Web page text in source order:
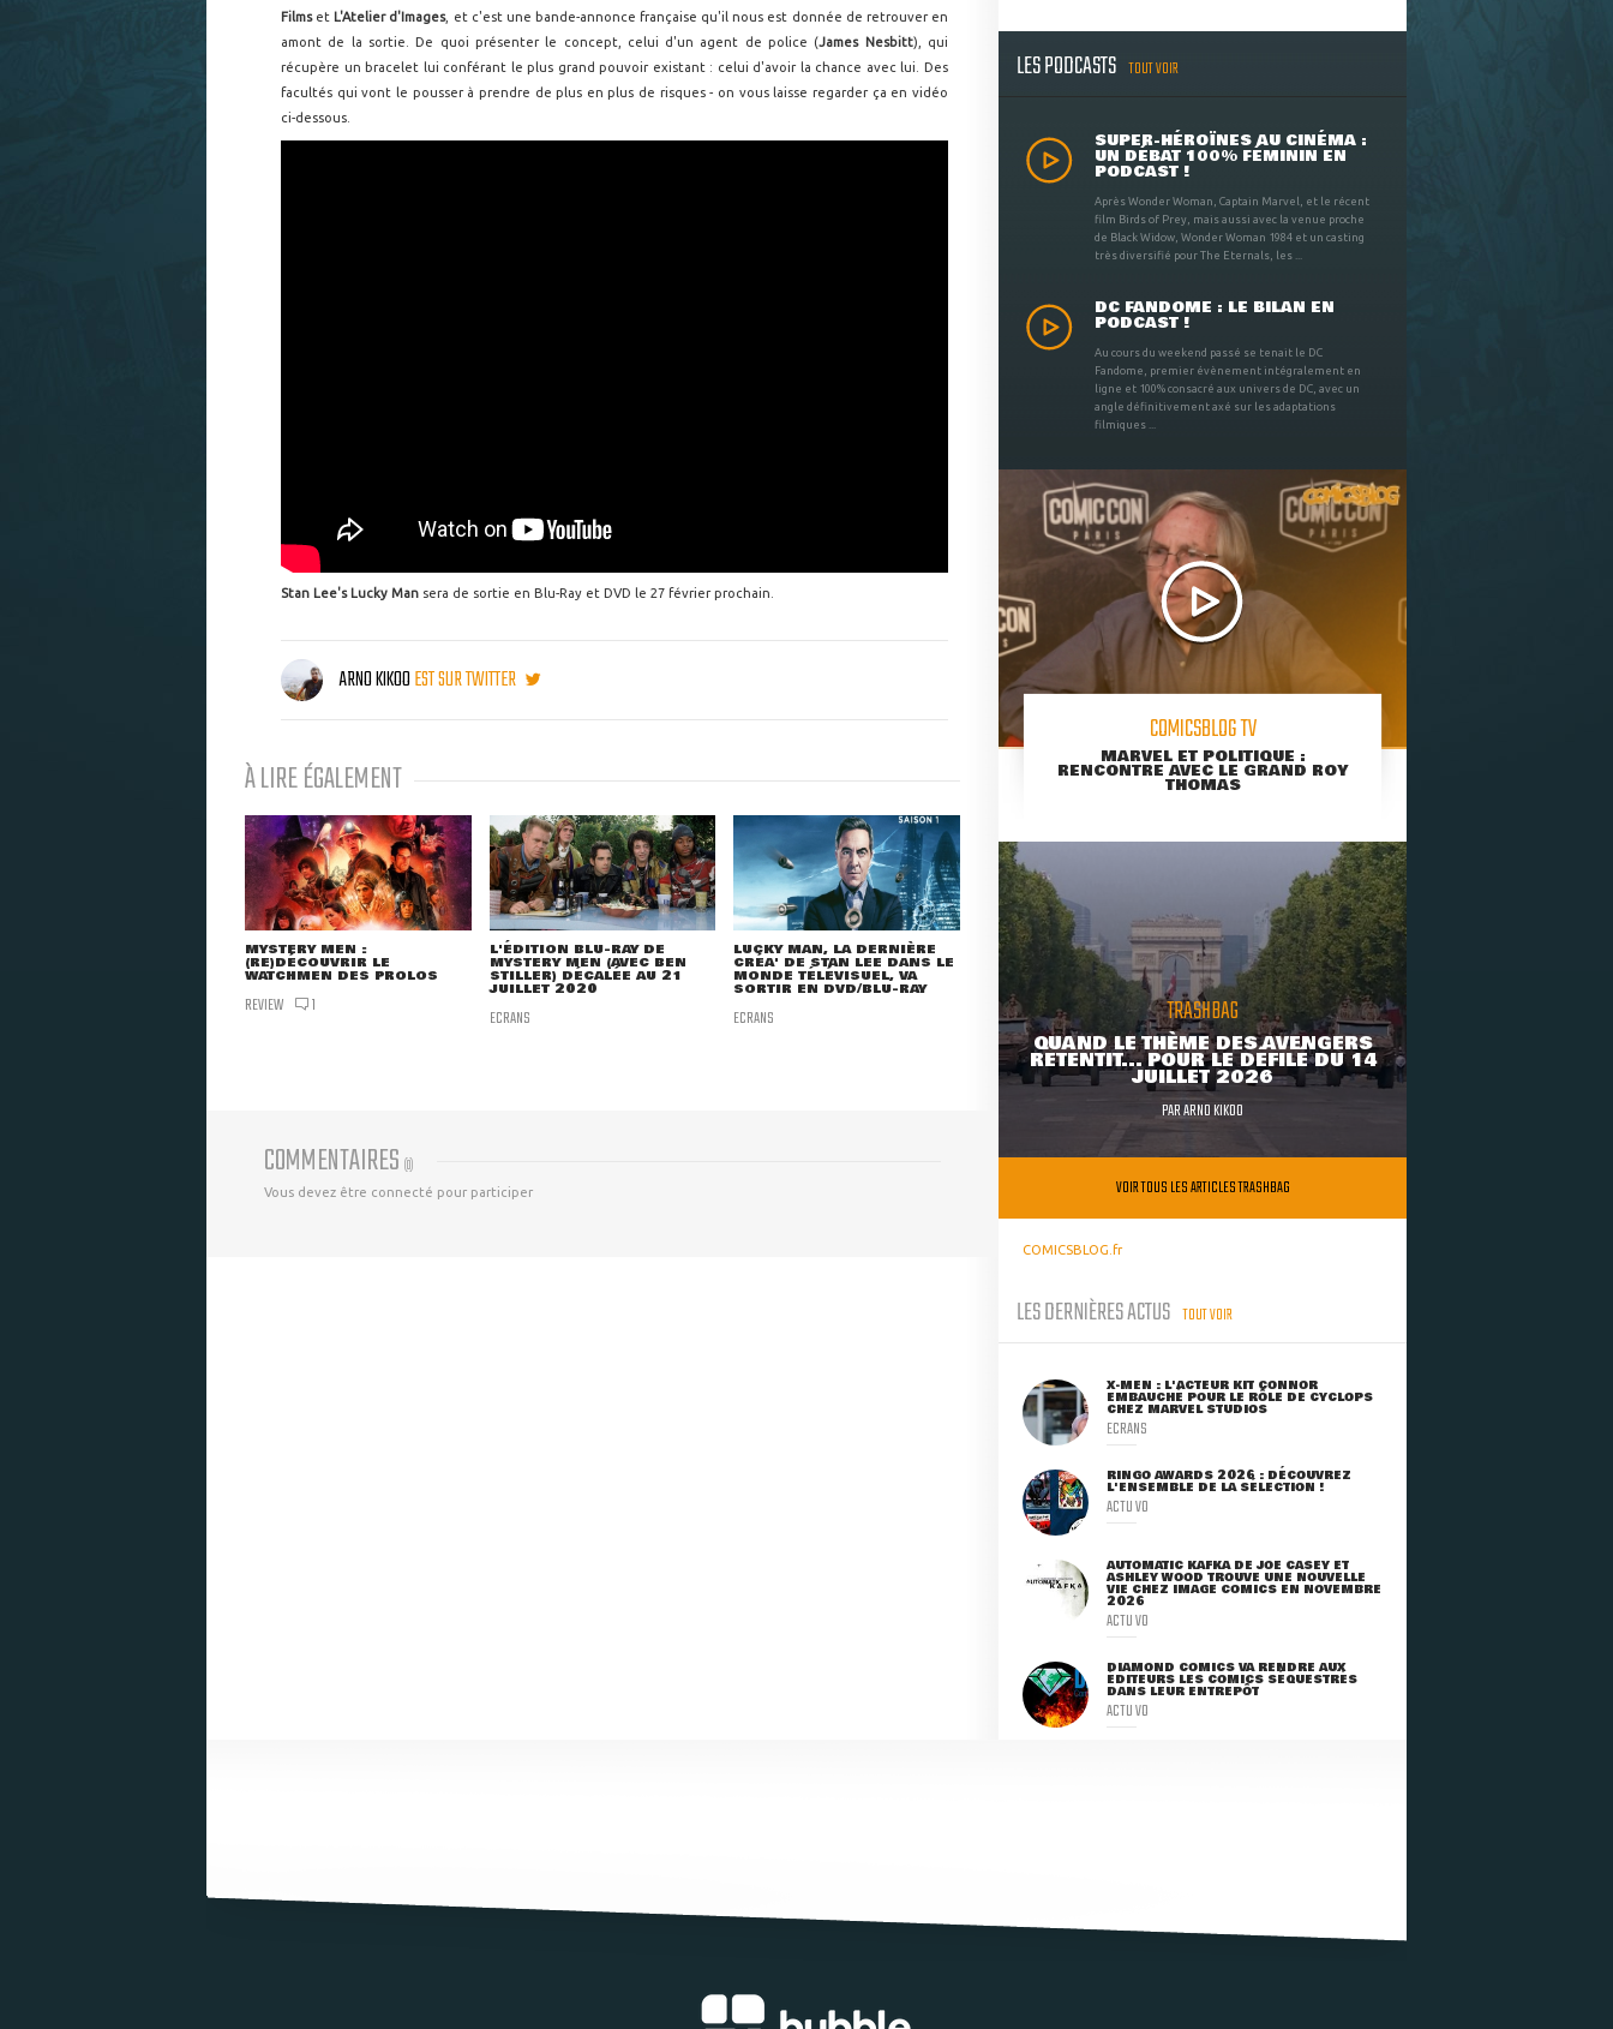
Films et L'Atelier d'Images, et c'est une bande-annonce française qu'il nous est donnée de retrouver en
amont de la sortie. De quoi présenter le concept, celui d'un agent de police (James Nesbitt), qui
récupère un bracelet lui conférant le plus grand pouvoir existant : celui d'avoir la chance avec lui. Des
facultés qui vont le pousser à prendre de plus en plus de risques - on vous laisse regarder ça en vidéo
ci-dessous.
Stan Lee's Lucky Man sera de sortie en Blu-Ray et DVD le 27 février prochain.
ARNO KIKOOEST SUR TWITTER
À LIRE ÉGALEMENT
MYSTERY MEN :
(RE)DÉCOUVRIR LE
WATCHMEN DES PROLOS
REVIEW 1
L'ÉDITION BLU-RAY DE
MYSTERY MEN (AVEC BEN
STILLER) DÉCALÉE AU 21
JUILLET 2020
ECRANS
LUCKY MAN, LA DERNIÈRE
CRÉA' DE STAN LEE DANS LE
MONDE TÉLÉVISUEL, VA
SORTIR EN DVD/BLU-RAY
ECRANS
COMMENTAIRES (0)
Vous devez être connecté pour participer
LES PODCASTS TOUT VOIR
SUPER-HÉROÏNES AU CINÉMA :
UN DÉBAT 100% FÉMININ EN
PODCAST !
Après Wonder Woman, Captain Marvel, et le récent
film Birds of Prey, mais aussi avec la venue proche
de Black Widow, Wonder Woman 1984 et un casting
très diversifié pour The Eternals, les ...
DC FANDOME : LE BILAN EN
PODCAST !
Au cours du weekend passé se tenait le DC
Fandome, premier évènement intégralement en
ligne et 100% consacré aux univers de DC, avec un
angle définitivement axé sur les adaptations
filmiques ...
COMICSBLOG TV
MARVEL ET POLITIQUE :
RENCONTRE AVEC LE GRAND ROY
THOMAS
TRASHBAG
QUAND LE THÈME DES AVENGERS
RETENTIT... POUR LE DÉFILÉ DU 14
JUILLET 2026
PARARNO KIKOO
VOIR TOUS LES ARTICLES TRASHBAG
COMICSBLOG.fr
LES DERNIÈRES ACTUS TOUT VOIR
X-MEN : L'ACTEUR KIT CONNOR
EMBAUCHÉ POUR LE RÔLE DE CYCLOPS
CHEZ MARVEL STUDIOS
ECRANS
RINGO AWARDS 2026 : DÉCOUVREZ
L'ENSEMBLE DE LA SÉLECTION !
ACTU VO
AUTOMATIC KAFKA DE JOE CASEY ET
ASHLEY WOOD TROUVE UNE NOUVELLE
VIE CHEZ IMAGE COMICS EN NOVEMBRE
2026
ACTU VO
DIAMOND COMICS VA RENDRE AUX
ÉDITEURS LES COMICS SÉQUESTRÉS
DANS LEUR ENTREPÔT
ACTU VO